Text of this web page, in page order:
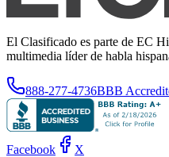
El Clasificado es parte de EC
multimedia líder de habla
888-277-4736BBB
Facebook X